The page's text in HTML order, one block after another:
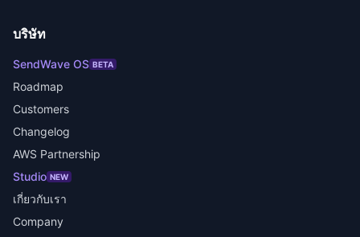
บริษัท
SendWave OS BETA
Roadmap
Customers
Changelog
AWS Partnership
Studio NEW
เกี่ยวกับเรา
Company